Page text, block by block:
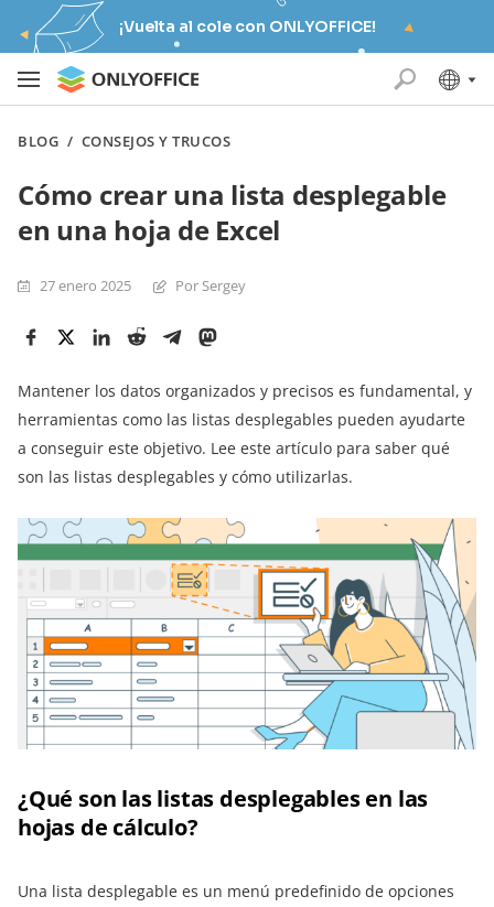
¡Vuelta al cole con ONLYOFFICE!
BLOG / CONSEJOS Y TRUCOS
Cómo crear una lista desplegable
en una hoja de Excel
27 enero 2025 Por Sergey
Mantener los datos organizados y precisos es fundamental, y
herramientas como las listas desplegables pueden ayudarte
a conseguir este objetivo. Lee este artículo para saber qué
son las listas desplegables y cómo utilizarlas.
¿Qué son las listas desplegables en las
hojas de cálculo?
Una lista desplegable es un menú predefinido de opciones